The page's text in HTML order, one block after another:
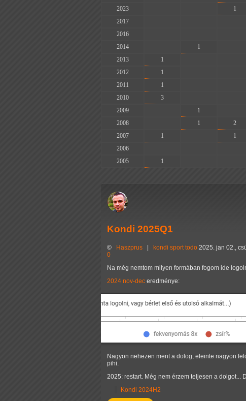
2023
1
2017
2016
2014
1
2013
1
2012
1
2011
1
2010
3
2009
1
2008
1 2
2007
1 1
2006
2005
1
Kondi 2025Q1
© Haszprus kondi sport todo 2025. jan 02.,
0
Na még nemtom milyen formában fogom ide
2024 nov-dec eredménye:
Nagyon nehezen ment a dolog, eleinte nagyon
pihi.
2025: restart. Még nem érzem teljesen a dolgot...
Kondi 2024H2